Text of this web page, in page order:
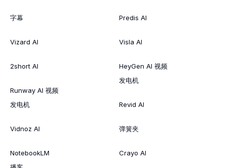
字幕
Vizard AI
2short AI
Runway AI 视频
发电机
Vidnoz AI
NotebookLM
Predis AI
Visla AI
HeyGen AI 视频
发电机
Revid AI
弹簧夹
Crayo AI